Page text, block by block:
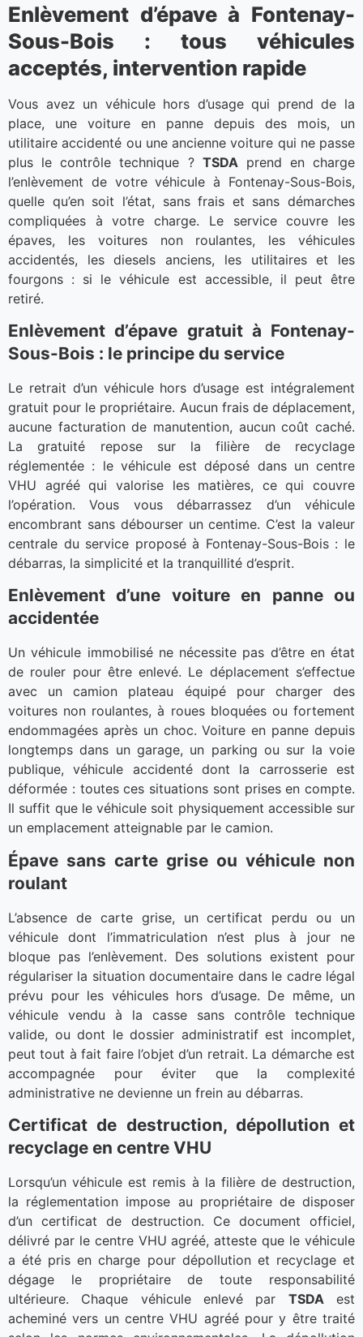
Enlèvement d’épave à Fontenay-
Sous-Bois : tous véhicules
acceptés, intervention rapide
Vous avez un véhicule hors d’usage qui prend de la
place, une voiture en panne depuis des mois, un
utilitaire accidenté ou une ancienne voiture qui ne passe
plus le contrôle technique ? TSDA prend en charge
l’enlèvement de votre véhicule à Fontenay-Sous-Bois,
quelle qu’en soit l’état, sans frais et sans démarches
compliquées à votre charge. Le service couvre les
épaves, les voitures non roulantes, les véhicules
accidentés, les diesels anciens, les utilitaires et les
fourgons : si le véhicule est accessible, il peut être
retiré.
Enlèvement d’épave gratuit à Fontenay-
Sous-Bois : le principe du service
Le retrait d’un véhicule hors d’usage est intégralement
gratuit pour le propriétaire. Aucun frais de déplacement,
aucune facturation de manutention, aucun coût caché.
La gratuité repose sur la filière de recyclage
réglementée : le véhicule est déposé dans un centre
VHU agréé qui valorise les matières, ce qui couvre
l’opération. Vous vous débarrassez d’un véhicule
encombrant sans débourser un centime. C’est la valeur
centrale du service proposé à Fontenay-Sous-Bois : le
débarras, la simplicité et la tranquillité d’esprit.
Enlèvement d’une voiture en panne ou
accidentée
Un véhicule immobilisé ne nécessite pas d’être en état
de rouler pour être enlevé. Le déplacement s’effectue
avec un camion plateau équipé pour charger des
voitures non roulantes, à roues bloquées ou fortement
endommagées après un choc. Voiture en panne depuis
longtemps dans un garage, un parking ou sur la voie
publique, véhicule accidenté dont la carrosserie est
déformée : toutes ces situations sont prises en compte.
Il suffit que le véhicule soit physiquement accessible sur
un emplacement atteignable par le camion.
Épave sans carte grise ou véhicule non
roulant
L’absence de carte grise, un certificat perdu ou un
véhicule dont l’immatriculation n’est plus à jour ne
bloque pas l’enlèvement. Des solutions existent pour
régulariser la situation documentaire dans le cadre légal
prévu pour les véhicules hors d’usage. De même, un
véhicule vendu à la casse sans contrôle technique
valide, ou dont le dossier administratif est incomplet,
peut tout à fait faire l’objet d’un retrait. La démarche est
accompagnée pour éviter que la complexité
administrative ne devienne un frein au débarras.
Certificat de destruction, dépollution et
recyclage en centre VHU
Lorsqu’un véhicule est remis à la filière de destruction,
la réglementation impose au propriétaire de disposer
d’un certificat de destruction. Ce document officiel,
délivré par le centre VHU agréé, atteste que le véhicule
a été pris en charge pour dépollution et recyclage et
dégage le propriétaire de toute responsabilité
ultérieure. Chaque véhicule enlevé par TSDAest
acheminé vers un centre VHU agréé pour y être traité